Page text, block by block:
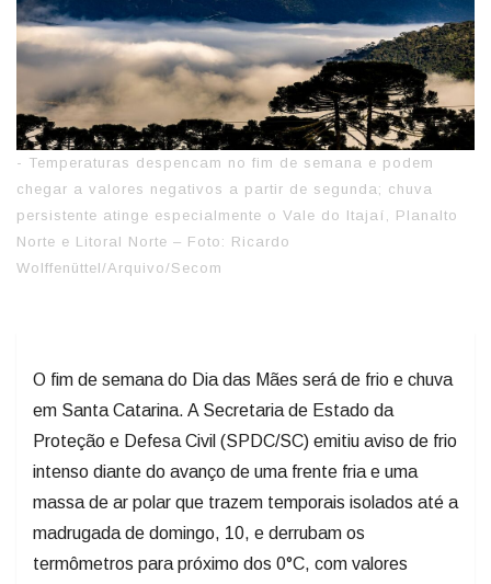
- Temperaturas despencam no fim de semana e podem
chegar a valores negativos a partir de segunda; chuva
persistente atinge especialmente o Vale do Itajaí, Planalto
Norte e Litoral Norte – Foto: Ricardo
Wolffenüttel/Arquivo/Secom
O fim de semana do Dia das Mães será de frio e chuva
em Santa Catarina. A Secretaria de Estado da
Proteção e Defesa Civil (SPDC/SC) emitiu aviso de frio
intenso diante do avanço de uma frente fria e uma
massa de ar polar que trazem temporais isolados até a
madrugada de domingo, 10, e derrubam os
termômetros para próximo dos 0°C, com valores